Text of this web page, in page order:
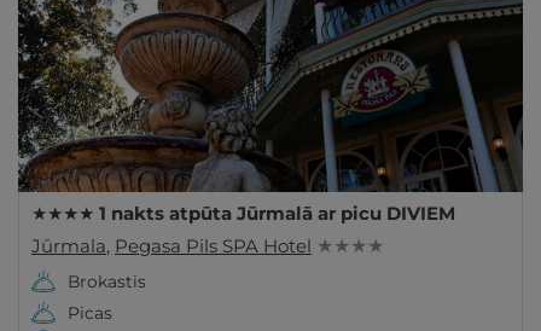
★★★★ 1 nakts atpūta Jūrmalā ar picu DIVIEM
Jūrmala, Pegasa Pils SPA Hotel ★ ★ ★ ★
Brokastis
Picas